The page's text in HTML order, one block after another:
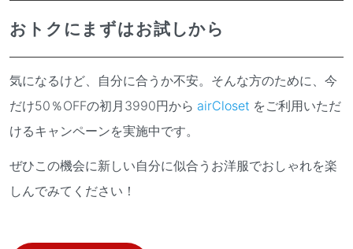
おトクにまずはお試しから
気になるけど、自分に合うか不安。そんな方のために、今
だけ50％OFFの初月3990円から airCloset をご利用いただ
けるキャンペーンを実施中です。
ぜひこの機会に新しい自分に似合うお洋服でおしゃれを楽
しんでみてください！